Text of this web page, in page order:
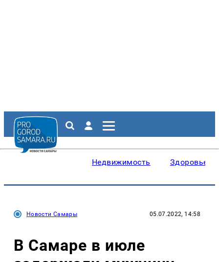
Недвижимость Здоровье
Новости Самары 05.07.2022, 14:58
В Самаре в июле